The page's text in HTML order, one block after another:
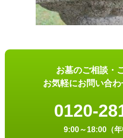
お墓のご相談・
お気軽にお問い合わ
0120-
9:00～18:00（年